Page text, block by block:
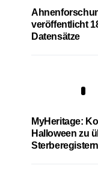
veröffentlicht
Datensätze
MyHeritage:
Halloween zu
Sterberegistern